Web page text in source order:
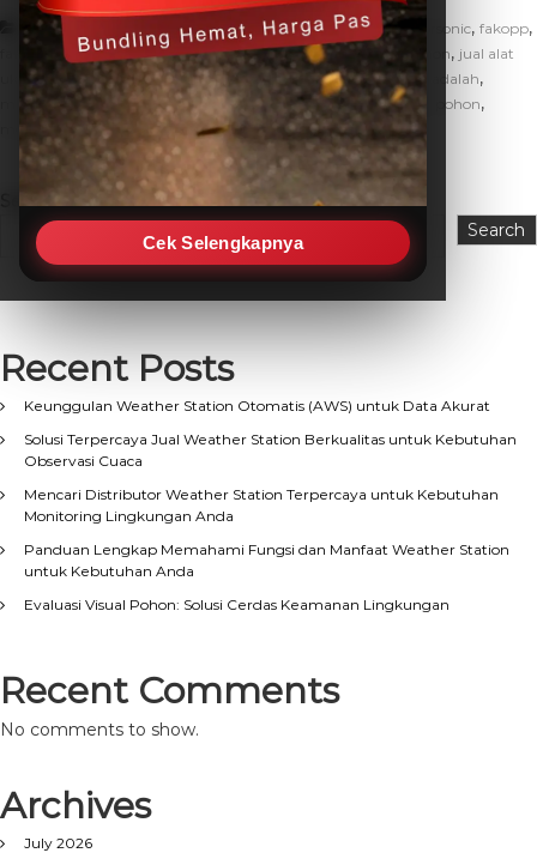
Cek Selengkapnya
Artikel apa itu monitoring kesehatan pohon,arborsonic, fakopp,
fakopp arborsonic,fungsi arborsonic,jual alat monitoring pohon, jual alat
ukur kesehatan pohon ,kesehatan pohon, kesehatan pohon adalah,
manfaat monitoring kesehatan pohon monitoring ksehatan pohon,
monitoring pohon tree monitornig , ukur kesehatan pohon
Search
Search
Recent Posts
Keunggulan Weather Station Otomatis (AWS) untuk Data Akurat
Solusi Terpercaya Jual Weather Station Berkualitas untuk Kebutuhan
Observasi Cuaca
Mencari Distributor Weather Station Terpercaya untuk Kebutuhan
Monitoring Lingkungan Anda
Panduan Lengkap Memahami Fungsi dan Manfaat Weather Station
untuk Kebutuhan Anda
Evaluasi Visual Pohon: Solusi Cerdas Keamanan Lingkungan
Recent Comments
No comments to show.
Archives
July 2026